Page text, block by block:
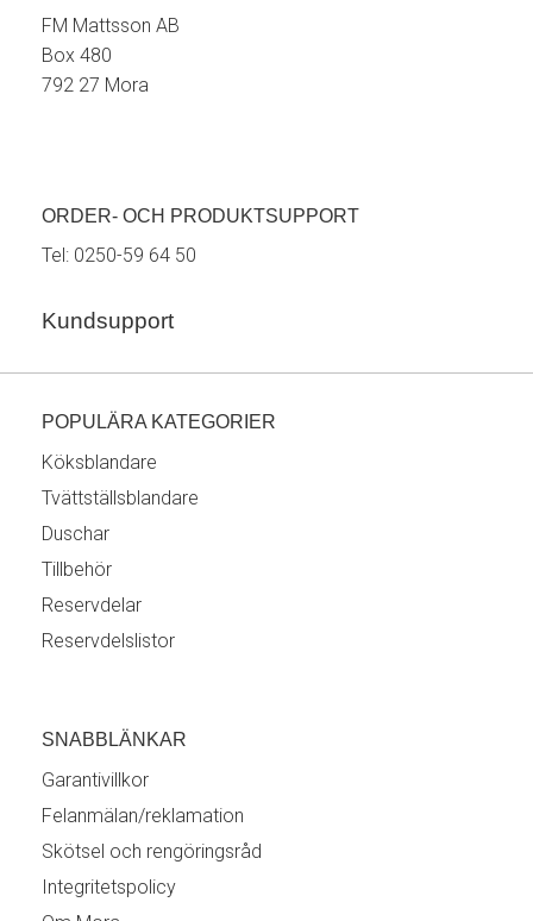
FM Mattsson AB
Box 480
792 27 Mora
ORDER- OCH PRODUKTSUPPORT
Tel: 0250-59 64 50
Kundsupport
POPULÄRA KATEGORIER
Köksblandare
Tvättställsblandare
Duschar
Tillbehör
Reservdelar
Reservdelslistor
SNABBLÄNKAR
Garantivillkor
Felanmälan/reklamation
Skötsel och rengöringsråd
Integritetspolicy